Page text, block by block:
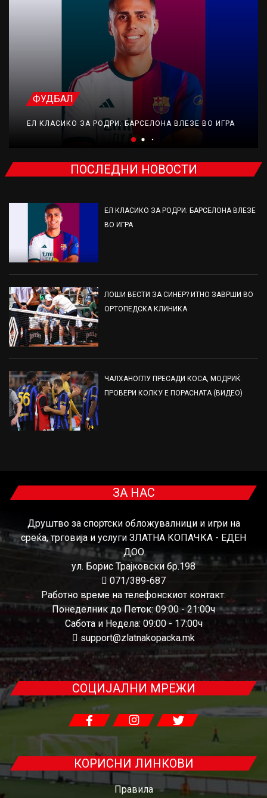
ФУДБАЛ
ЕЛ КЛАСИКО ЗА РОДРИ: БАРСЕЛОНА ВЛЕЗЕ ВО ИГРА
ПОСЛЕДНИ НОВОСТИ
ЕЛ КЛАСИКО ЗА РОДРИ: БАРСЕЛОНА ВЛЕЗЕ
ВО ИГРА
ЛОШИ ВЕСТИ ЗА СИНЕР? ИТНО ЗАВРШИ ВО
ОРТОПЕДСКА КЛИНИКА
ЧАЛХАНОГЛУ ПРЕСАДИ КОСА, МОДРИЌ
ПРОВЕРИ КОЛКУ Е ПОРАСНАТА (ВИДЕО)
ЗА НАС
Друштво за спортски обложувалници и игри на
среќа, трговија и услуги ЗЛАТНА КОПАЧКА - ЕДЕН
ДОО
ул. Борис Трајковски бр.198
071/389-687
Работно време на телефонскиот контакт:
Понеделник до Петок: 09:00 - 21:00ч
Сабота и Недела: 09:00 - 17:00ч
support@zlatnakopacka.mk
СОЦИЈАЛНИ МРЕЖИ
КОРИСНИ ЛИНКОВИ
Правила